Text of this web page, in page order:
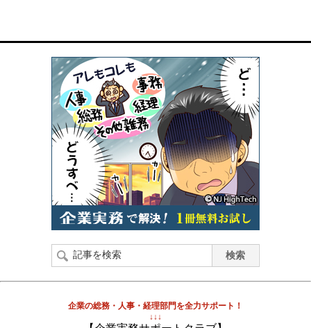
企業の総務・人事・経理部門を全力サポート！
↓↓↓